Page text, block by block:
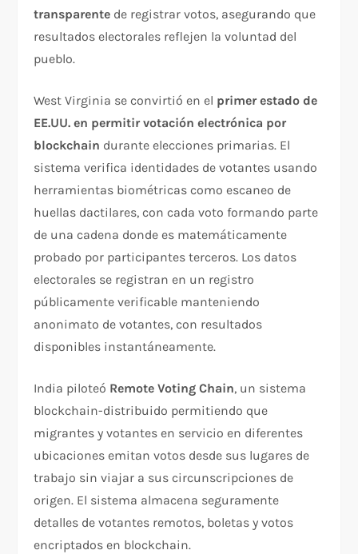
transparente de registrar votos, asegurando que
resultados electorales reflejen la voluntad del
pueblo.​
West Virginia se convirtió en el primer estado de
EE.UU. en permitir votación electrónica por
blockchain durante elecciones primarias. El
sistema verifica identidades de votantes usando
herramientas biométricas como escaneo de
huellas dactilares, con cada voto formando parte
de una cadena donde es matemáticamente
probado por participantes terceros. Los datos
electorales se registran en un registro
públicamente verificable manteniendo
anonimato de votantes, con resultados
disponibles instantáneamente.​
India piloteó Remote Voting Chain, un sistema
blockchain-distribuido permitiendo que
migrantes y votantes en servicio en diferentes
ubicaciones emitan votos desde sus lugares de
trabajo sin viajar a sus circunscripciones de
origen. El sistema almacena seguramente
detalles de votantes remotos, boletas y votos
encriptados en blockchain.​